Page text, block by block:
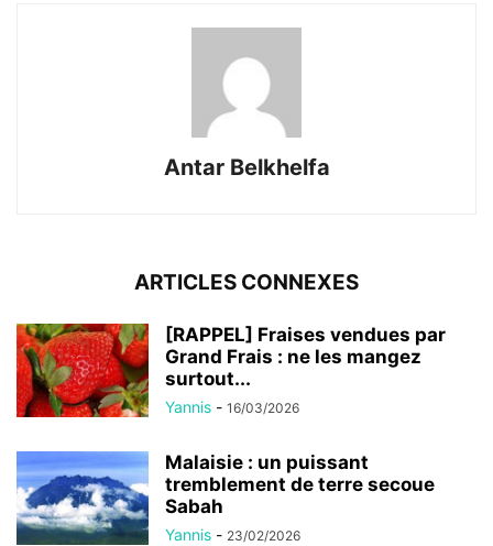
Antar Belkhelfa
ARTICLES CONNEXES
[RAPPEL] Fraises vendues par
Grand Frais : ne les mangez
surtout...
Yannis - 16/03/2026
Malaisie : un puissant
tremblement de terre secoue
Sabah
Yannis - 23/02/2026